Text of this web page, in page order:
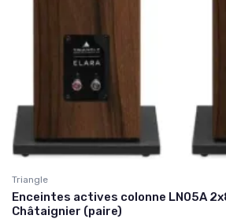
Triangle
Enceintes actives colonne LN05A
Châtaignier (paire)